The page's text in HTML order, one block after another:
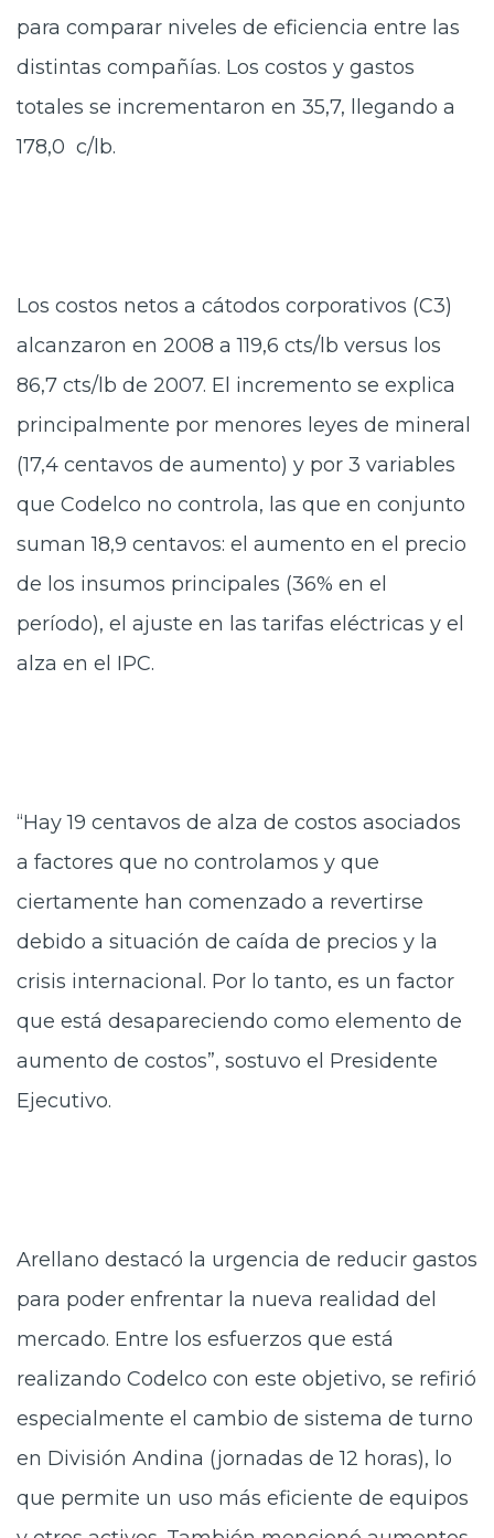
para comparar niveles de eficiencia entre las
distintas compañías. Los costos y gastos
totales se incrementaron en 35,7, llegando a
178,0 c/lb.
Los costos netos a cátodos corporativos (C3)
alcanzaron en 2008 a 119,6 cts/lb versus los
86,7 cts/lb de 2007. El incremento se explica
principalmente por menores leyes de mineral
(17,4 centavos de aumento) y por 3 variables
que Codelco no controla, las que en conjunto
suman 18,9 centavos: el aumento en el precio
de los insumos principales (36% en el
período), el ajuste en las tarifas eléctricas y el
alza en el IPC.
“Hay 19 centavos de alza de costos asociados
a factores que no controlamos y que
ciertamente han comenzado a revertirse
debido a situación de caída de precios y la
crisis internacional. Por lo tanto, es un factor
que está desapareciendo como elemento de
aumento de costos”, sostuvo el Presidente
Ejecutivo.
Arellano destacó la urgencia de reducir gastos
para poder enfrentar la nueva realidad del
mercado. Entre los esfuerzos que está
realizando Codelco con este objetivo, se refirió
especialmente el cambio de sistema de turno
en División Andina (jornadas de 12 horas), lo
que permite un uso más eficiente de equipos